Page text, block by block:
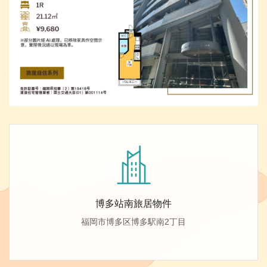
博多站南旅居物件
福岡市博多区博多駅南2丁目